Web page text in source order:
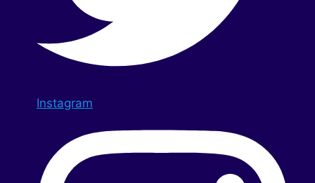
Instagram